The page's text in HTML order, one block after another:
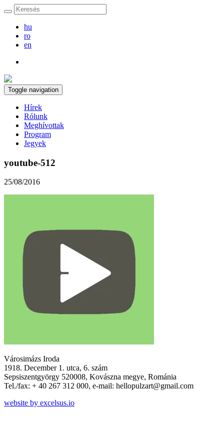
hu
ro
en
Toggle navigation
Hírek
Rólunk
Meghívottak
Program
Jegyek
youtube-512
25/08/2016
Városimázs Iroda
1918. December 1. utca, 6. szám
Sepsiszentgyörgy 520008, Kovászna megye, Románia
Tel./fax: + 40 267 312 000, e-mail: hellopulzart@gmail.com
website by excelsus.io